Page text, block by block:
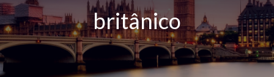
britânico